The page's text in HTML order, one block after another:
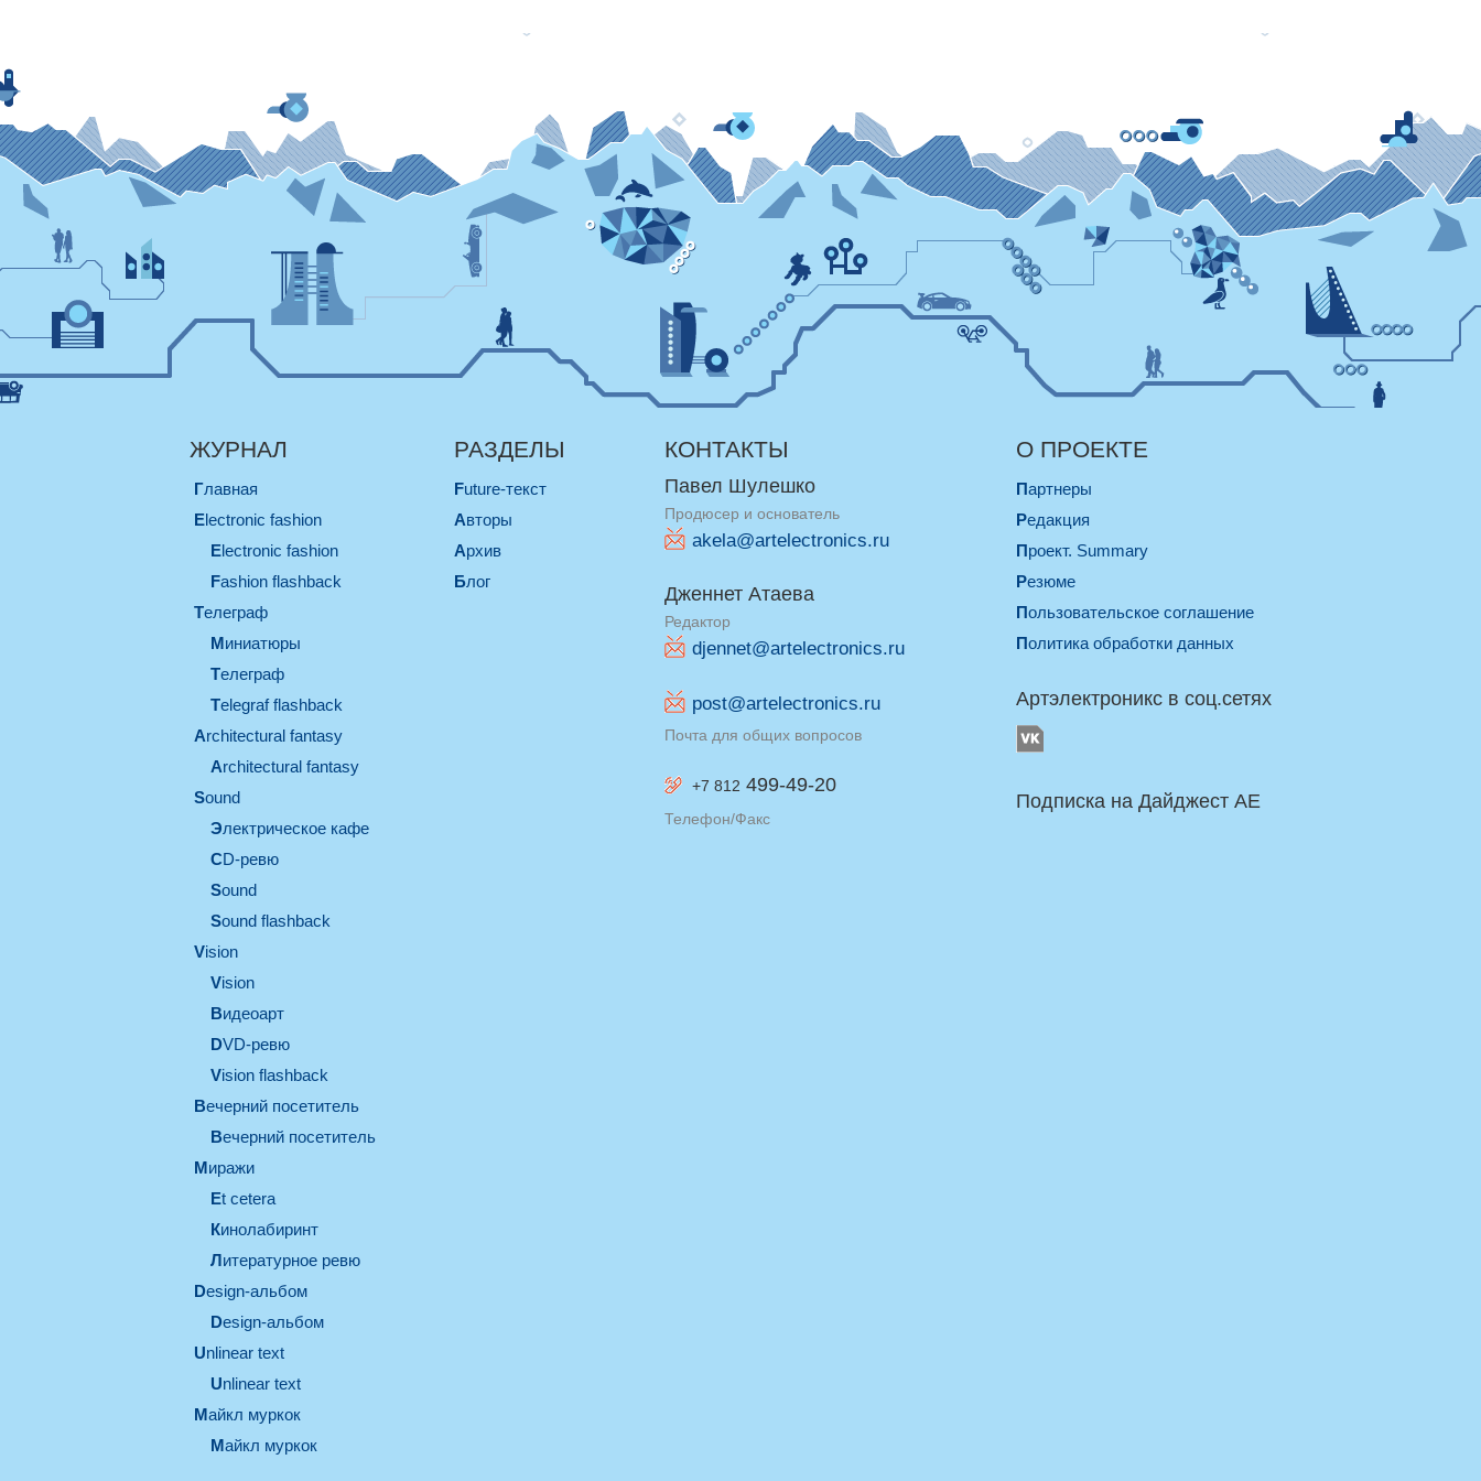
ЖУРНАЛ
Главная
electronic fashion
electronic fashion
Fashion flashback
телеграф
миниатюры
телеграф
Telegraf flashback
architectural fantasy
architectural fantasy
sound
электрическое кафе
CD-ревю
sound
Sound flashback
vision
vision
видеоарт
DVD-ревю
Vision flashback
вечерний посетитель
вечерний посетитель
миражи
et cetera
кинолабиринт
литературное ревю
design-альбом
design-альбом
unlinear text
Unlinear text
майкл муркок
майкл муркок
РАЗДЕЛЫ
Future-текст
Авторы
Архив
Блог
КОНТАКТЫ
Павел Шулешко
Продюсер и основатель
akela@artelectronics.ru
Дженнет Атаева
Редактор
djennet@artelectronics.ru
post@artelectronics.ru
Почта для общих вопросов
+7 812 499-49-20
Телефон/Факс
О ПРОЕКТЕ
Партнеры
Редакция
Проект. Summary
Резюме
Пользовательское соглашение
Политика обработки данных
Артэлектроникс в соц.сетях
Подписка на Дайджест AE